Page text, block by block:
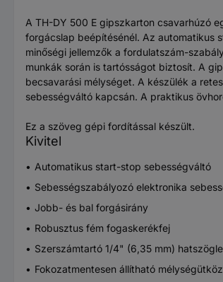
A TH-DY 500 E gipszkarton csavarhúzó
forgácslap beépítésénél. Az automatikus
minőségi jellemzők a fordulatszám-
munkák során is tartósságot biztosít. A
becsavarási mélységet. A készülék a
sebességváltó kapcsán. A praktikus
Ez a szöveg gépi fordítással készült.
Kivitel
Automatikus start-stop sebességváltó
Sebességszabályozó elektronika
Jobb- és bal forgásirány
Robusztus fém fogaskerékfej
Szerszámtartó 1/4" (6,35 mm)
Fokozatmentesen állítható